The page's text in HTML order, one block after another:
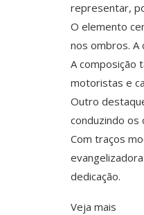
representar,
O elemento
nos ombros. A
A composição
motoristas e
Outro
conduzindo os
Com traços
dedicação.
Veja mais